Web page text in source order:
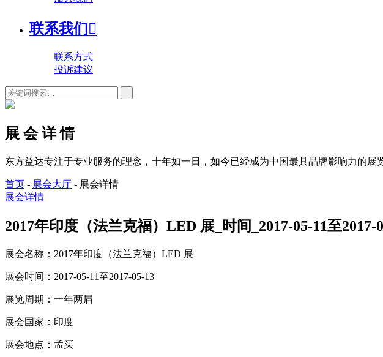
联系我们 
联系方式
投诉建议
展 会 详 情
东方益达专注于专业服务的理念，十年如一日，如今已经成为中国最具品牌影响力的展
首页 - 展会大厅 - 展会详情
展会详情
2017年印度（法兰克福）LED 展_时间_2017-05-11至2017-
展会名称： 2017年印度（法兰克福）LED 展
展会时间： 2017-05-11至2017-05-13
展览周期： 一年两届
展会国家： 印度
展会地点： 孟买